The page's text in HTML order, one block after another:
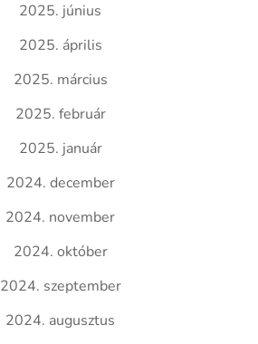
2025. június
2025. április
2025. március
2025. február
2025. január
2024. december
2024. november
2024. október
2024. szeptember
2024. augusztus